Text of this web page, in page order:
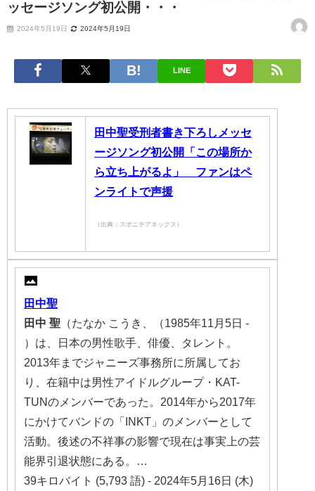
ッセージソング初公開・・・
2024年5月19日 2024年5月19日
LINE
田中聖受刑者書き下ろしメッセ
ージソング初公開「この場所か
ら立ち上がるよ」 ファンはペ
ンライトで声援
（出典：スポニチアネックス）
田中聖
田中 聖 （たなか こうき、（1985年11月5日 -
）は、日本の男性歌手、俳優、タレント。
2013年までジャニーズ事務所に所属してお
り、在籍中は男性アイドルグループ・KAT-
TUNのメンバーであった。2014年から2017年
にかけてバンドの「INKT」のメンバーとして
活動。後述の不祥事の影響で現在は事実上の芸
能界引退状態にある。…
39キロバイト (5,793 語) - 2024年5月16日 (木)